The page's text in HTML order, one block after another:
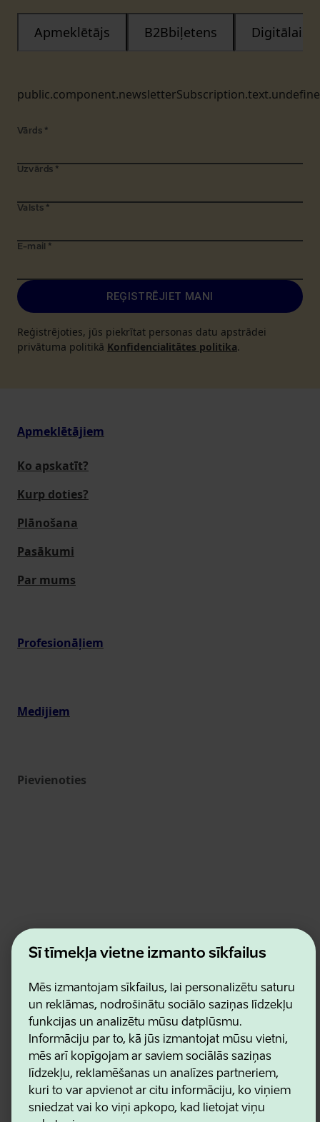
Šī tīmekļa vietne izmanto sīkfailus
Mēs izmantojam sīkfailus, lai personalizētu saturu
un reklāmas, nodrošinātu sociālo saziņas līdzekļu
funkcijas un analizētu mūsu datplūsmu.
Informāciju par to, kā jūs izmantojat mūsu vietni,
mēs arī kopīgojam ar saviem sociālās saziņas
līdzekļu, reklamēšanas un analīzes partneriem,
kuri to var apvienot ar citu informāciju, ko viņiem
sniedzat vai ko viņi apkopo, kad lietojat viņu
Apmeklētājs B2Bbiļetens Digitālais
Vārds *
Uzvārds *
Valsts *
E-mail *
REĢISTRĒJIET MANI
Reģistrējoties, jūs piekrītat personas datu apstrādei
privātuma politikā Konfidencialitātes politika.
Apmeklētājiem
Ko apskatīt?
Kurp doties?
Plānošana
Pasākumi
Par mums
Profesionāļiem
Medijiem
Pievienoties
Kontakti
Lietošanas noteikumi
Sīkdatņu un konfidencialitātes politika